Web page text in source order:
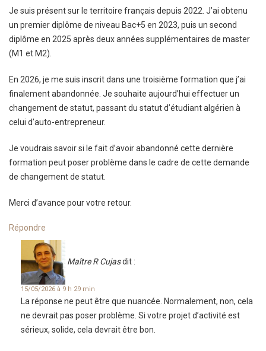
Je suis présent sur le territoire français depuis 2022. J’ai obtenu
un premier diplôme de niveau Bac+5 en 2023, puis un second
diplôme en 2025 après deux années supplémentaires de master
(M1 et M2).
En 2026, je me suis inscrit dans une troisième formation que j’ai
finalement abandonnée. Je souhaite aujourd’hui effectuer un
changement de statut, passant du statut d’étudiant algérien à
celui d’auto-entrepreneur.
Je voudrais savoir si le fait d’avoir abandonné cette dernière
formation peut poser problème dans le cadre de cette demande
de changement de statut.
Merci d’avance pour votre retour.
Répondre
Maître R Cujasdit :
15/05/2026 à 9 h 29 min
La réponse ne peut être que nuancée. Normalement, non, cela
ne devrait pas poser problème. Si votre projet d’activité est
sérieux, solide, cela devrait être bon.